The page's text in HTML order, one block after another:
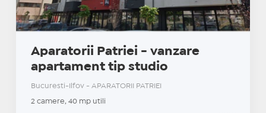
Aparatorii Patriei - vanzare
apartament tip studio
Bucuresti-Ilfov - APARATORII PATRIEI
2 camere, 40 mp utili